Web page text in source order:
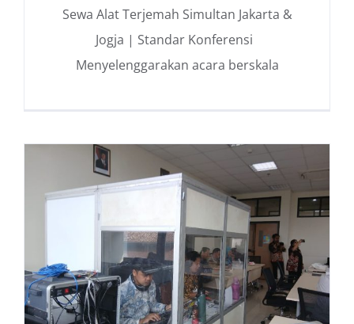
Sewa Alat Terjemah Simultan Jakarta &
Jogja | Standar Konferensi
Menyelenggarakan acara berskala